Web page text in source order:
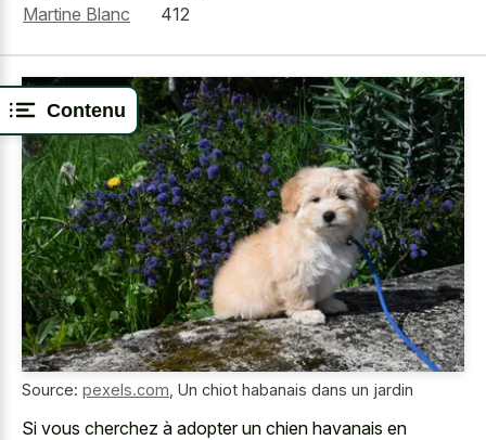
Contenu
Martine Blanc
412
Source: pexels.com Un chiot habanais dans un jardin
Si vous cherchez à adopter un chien havanais en